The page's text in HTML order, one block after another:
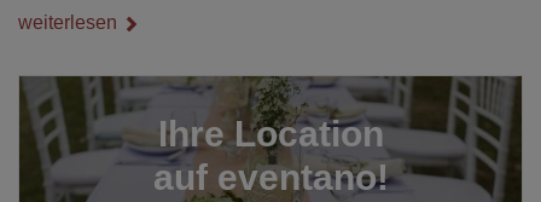
hat ebenso einiges zu bieten. Winterhochzeiten gehören definitiv
bei der Terminauswahl und auch die Landschaft gibt einige
Anreize für Fotomotive. Wir haben für Sie die Vor- und Nachteile
der jeweiligen Jahreszeiten nachfolgend zusammengefa
weiterlesen
Ihre Location
auf eventano!